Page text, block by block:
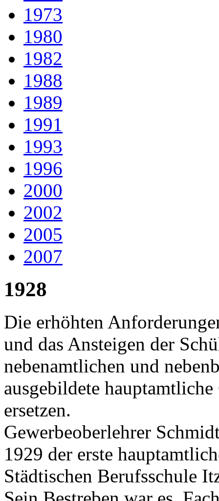
1973
1980
1982
1988
1989
1991
1993
1996
2000
2002
2005
2007
1928
Die erhöhten
und das Ansteigen der
nebenamtlichen und
ausgebildete
ersetzen.
Gewerbeoberlehrer
1929 der erste
Städtischen Berufsschule